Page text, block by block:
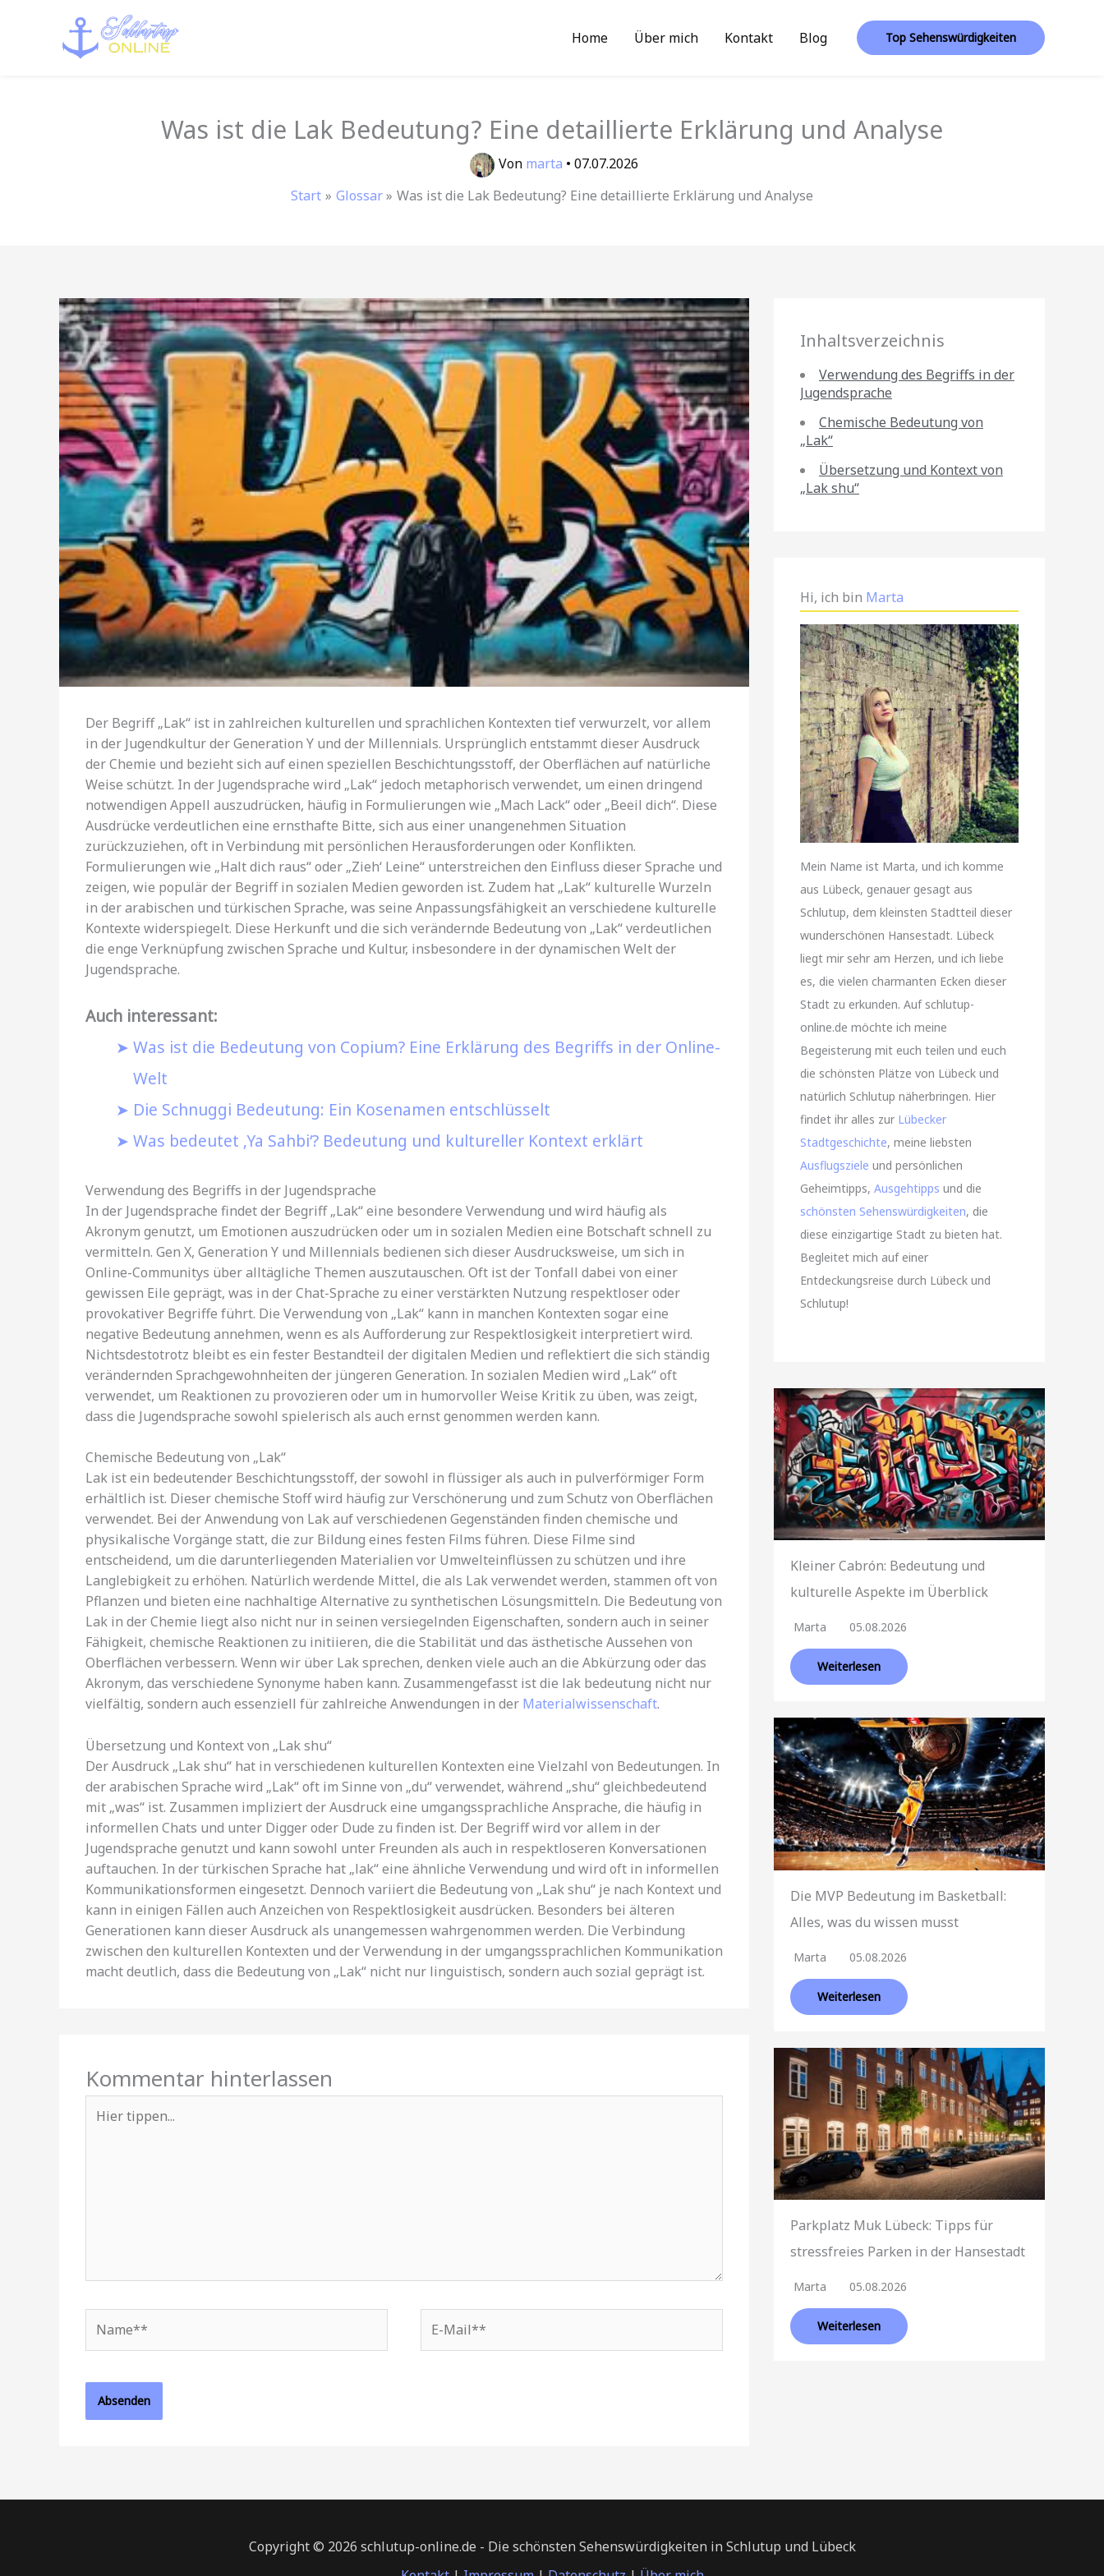
Home Über mich Kontakt Blog Top Sehenswürdigkeiten
Was ist die Lak Bedeutung? Eine detaillierte Erklärung und Analyse
Von marta • 07.07.2026
Start
Glossar Was ist die Lak Bedeutung? Eine detaillierte Erklärung und Analyse
Der Begriff „Lak“ ist in zahlreichen kulturellen und sprachlichen Kontexten tief verwurzelt, vor allem
in der Jugendkultur der Generation Y und der Millennials. Ursprünglich entstammt dieser Ausdruck
der Chemie und bezieht sich auf einen speziellen Beschichtungsstoff, der Oberflächen auf natürliche
Weise schützt. In der Jugendsprache wird „Lak“ jedoch metaphorisch verwendet, um einen dringend
notwendigen Appell auszudrücken, häufig in Formulierungen wie „Mach Lack“ oder „Beeil dich“. Diese
Ausdrücke verdeutlichen eine ernsthafte Bitte, sich aus einer unangenehmen Situation
zurückzuziehen, oft in Verbindung mit persönlichen Herausforderungen oder Konflikten.
Formulierungen wie „Halt dich raus“ oder „Zieh‘ Leine“ unterstreichen den Einfluss dieser Sprache und
zeigen, wie populär der Begriff in sozialen Medien geworden ist. Zudem hat „Lak“ kulturelle Wurzeln
in der arabischen und türkischen Sprache, was seine Anpassungsfähigkeit an verschiedene kulturelle
Kontexte widerspiegelt. Diese Herkunft und die sich verändernde Bedeutung von „Lak“ verdeutlichen
die enge Verknüpfung zwischen Sprache und Kultur, insbesondere in der dynamischen Welt der
Jugendsprache.
Auch interessant:
Was ist die Bedeutung von Copium? Eine Erklärung des Begriffs in der Online-
Welt
Die Schnuggi Bedeutung: Ein Kosenamen entschlüsselt
Was bedeutet ‚Ya Sahbi‘? Bedeutung und kultureller Kontext erklärt
Verwendung des Begriffs in der Jugendsprache
In der Jugendsprache findet der Begriff „Lak“ eine besondere Verwendung und wird häufig als
Akronym genutzt, um Emotionen auszudrücken oder um in sozialen Medien eine Botschaft schnell zu
vermitteln. Gen X, Generation Y und Millennials bedienen sich dieser Ausdrucksweise, um sich in
Online-Communitys über alltägliche Themen auszutauschen. Oft ist der Tonfall dabei von einer
gewissen Eile geprägt, was in der Chat-Sprache zu einer verstärkten Nutzung respektloser oder
provokativer Begriffe führt. Die Verwendung von „Lak“ kann in manchen Kontexten sogar eine
negative Bedeutung annehmen, wenn es als Aufforderung zur Respektlosigkeit interpretiert wird.
Nichtsdestotrotz bleibt es ein fester Bestandteil der digitalen Medien und reflektiert die sich ständig
verändernden Sprachgewohnheiten der jüngeren Generation. In sozialen Medien wird „Lak“ oft
verwendet, um Reaktionen zu provozieren oder um in humorvoller Weise Kritik zu üben, was zeigt,
dass die Jugendsprache sowohl spielerisch als auch ernst genommen werden kann.
Chemische Bedeutung von „Lak“
Lak ist ein bedeutender Beschichtungsstoff, der sowohl in flüssiger als auch in pulverförmiger Form
erhältlich ist. Dieser chemische Stoff wird häufig zur Verschönerung und zum Schutz von Oberflächen
verwendet. Bei der Anwendung von Lak auf verschiedenen Gegenständen finden chemische und
physikalische Vorgänge statt, die zur Bildung eines festen Films führen. Diese Filme sind
entscheidend, um die darunterliegenden Materialien vor Umwelteinflüssen zu schützen und ihre
Langlebigkeit zu erhöhen. Natürlich werdende Mittel, die als Lak verwendet werden, stammen oft von
Pflanzen und bieten eine nachhaltige Alternative zu synthetischen Lösungsmitteln. Die Bedeutung von
Lak in der Chemie liegt also nicht nur in seinen versiegelnden Eigenschaften, sondern auch in seiner
Fähigkeit, chemische Reaktionen zu initiieren, die die Stabilität und das ästhetische Aussehen von
Oberflächen verbessern. Wenn wir über Lak sprechen, denken viele auch an die Abkürzung oder das
Akronym, das verschiedene Synonyme haben kann. Zusammengefasst ist die lak bedeutung nicht nur
vielfältig, sondern auch essenziell für zahlreiche Anwendungen in der Materialwissenschaft.
Übersetzung und Kontext von „Lak shu“
Der Ausdruck „Lak shu“ hat in verschiedenen kulturellen Kontexten eine Vielzahl von Bedeutungen. In
der arabischen Sprache wird „Lak“ oft im Sinne von „du“ verwendet, während „shu“ gleichbedeutend
mit „was“ ist. Zusammen impliziert der Ausdruck eine umgangssprachliche Ansprache, die häufig in
informellen Chats und unter Digger oder Dude zu finden ist. Der Begriff wird vor allem in der
Jugendsprache genutzt und kann sowohl unter Freunden als auch in respektloseren Konversationen
auftauchen. In der türkischen Sprache hat „lak“ eine ähnliche Verwendung und wird oft in informellen
Kommunikationsformen eingesetzt. Dennoch variiert die Bedeutung von „Lak shu“ je nach Kontext und
kann in einigen Fällen auch Anzeichen von Respektlosigkeit ausdrücken. Besonders bei älteren
Generationen kann dieser Ausdruck als unangemessen wahrgenommen werden. Die Verbindung
zwischen den kulturellen Kontexten und der Verwendung in der umgangssprachlichen Kommunikation
macht deutlich, dass die Bedeutung von „Lak“ nicht nur linguistisch, sondern auch sozial geprägt ist.
Kommentar hinterlassen
tippen...
Mail**
Inhaltsverzeichnis
Verwendung des Begriffs in der
Jugendsprache
Chemische Bedeutung von
„Lak“
Übersetzung und Kontext von
„Lak shu“
Hi, ich bin Marta
Mein Name ist Marta, und ich komme
aus Lübeck, genauer gesagt aus
Schlutup, dem kleinsten Stadtteil dieser
wunderschönen Hansestadt. Lübeck
liegt mir sehr am Herzen, und ich liebe
es, die vielen charmanten Ecken dieser
Stadt zu erkunden. Auf schlutup-
online.de möchte ich meine
Begeisterung mit euch teilen und euch
die schönsten Plätze von Lübeck und
natürlich Schlutup näherbringen. Hier
findet ihr alles zur Lübecker
Stadtgeschichte, meine liebsten
Ausflugsziele und persönlichen
Geheimtipps, Ausgehtipps und die
schönsten Sehenswürdigkeiten, die
diese einzigartige Stadt zu bieten hat.
Begleitet mich auf einer
Entdeckungsreise durch Lübeck und
Schlutup!
Kleiner Cabrón: Bedeutung und
kulturelle Aspekte im Überblick
Marta 05.08.2026
Weiterlesen
Die MVP Bedeutung im Basketball:
Alles, was du wissen musst
Marta 05.08.2026
Weiterlesen
Parkplatz Muk Lübeck: Tipps für
stressfreies Parken in der Hansestadt
Marta 05.08.2026
Weiterlesen
Copyright © 2026 schlutup-online.de - Die schönsten Sehenswürdigkeiten in Schlutup und Lübeck